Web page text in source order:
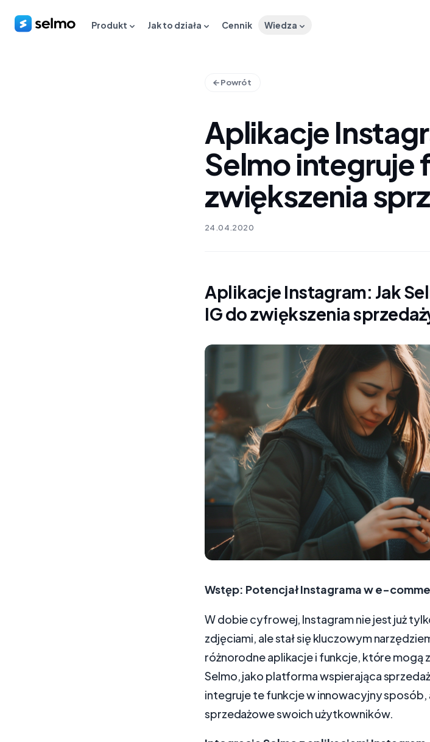
Produkt Jak to działa Cennik Wiedza
Powrót
Aplikacje
Selmo integruje
zwiększenia
24.04.2020
Aplikacje Instagram: Jak
IG do zwiększenia
Wstęp: Potencjał Instagrama w e-
W dobie cyfrowej, Instagram nie jest już
zdjęciami, ale stał się kluczowym
różnorodne aplikacje i funkcje, które mogą
Selmo, jako platforma wspierająca
integruje te funkcje w innowacyjny
sprzedażowe swoich użytkowników.